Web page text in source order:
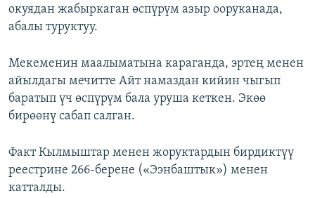
окуядан жабыркаган өспүрүм азыр ооруканада,
абалы туруктуу.
Мекеменин маалыматына караганда, эртең менен
айылдагы мечитте Айт намаздан кийин чыгып
баратып үч өспүрүм бала уруша кеткен. Экөө
бирөөнү сабап салган.
Факт Кылмыштар менен жоруктардын бирдиктүү
реестрине 266-берене («Ээнбаштык») менен
катталды.